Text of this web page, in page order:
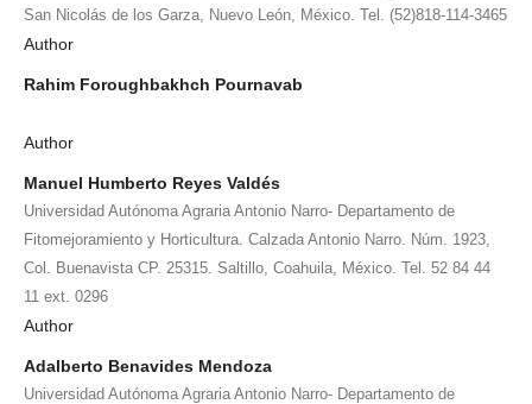
San Nicolás de los Garza, Nuevo León, México. Tel. (52)818-114-3465
Author
Rahim Foroughbakhch Pournavab
Author
Manuel Humberto Reyes Valdés
Universidad Autónoma Agraria Antonio Narro- Departamento de
Fitomejoramiento y Horticultura. Calzada Antonio Narro. Núm. 1923,
Col. Buenavista CP. 25315. Saltillo, Coahuila, México. Tel. 52 84 44
11 ext. 0296
Author
Adalberto Benavides Mendoza
Universidad Autónoma Agraria Antonio Narro- Departamento de